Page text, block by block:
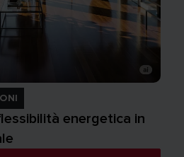
energetica in